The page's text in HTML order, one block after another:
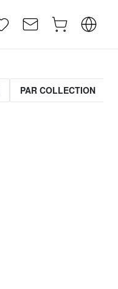
PAR COLLECTION